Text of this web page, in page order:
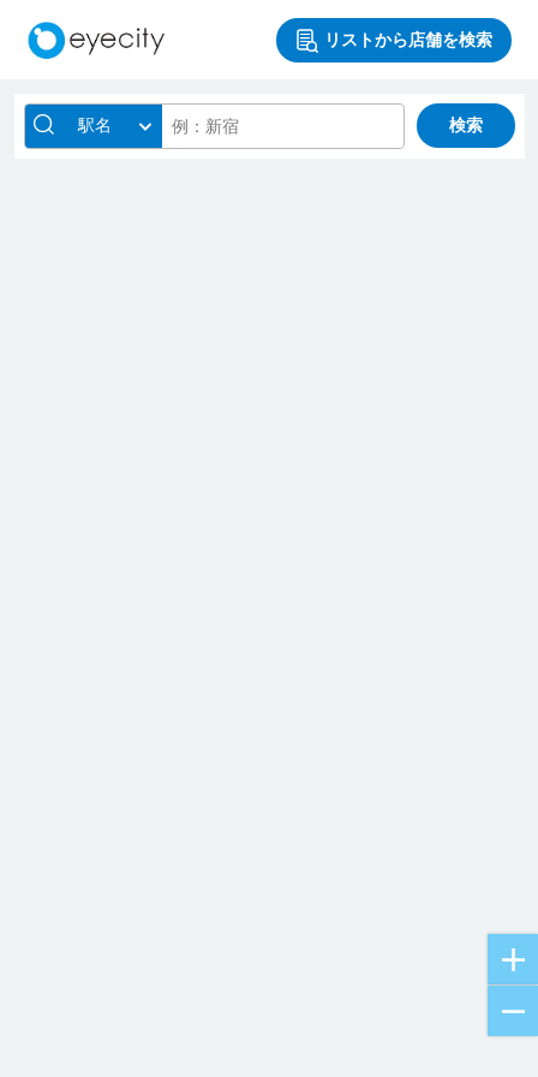
リストから店舗を検索
駅名 検索